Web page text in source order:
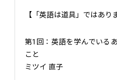
【「英語は道具」ではあり
第1回：英語を学んでいる
こと
ミツイ 直子